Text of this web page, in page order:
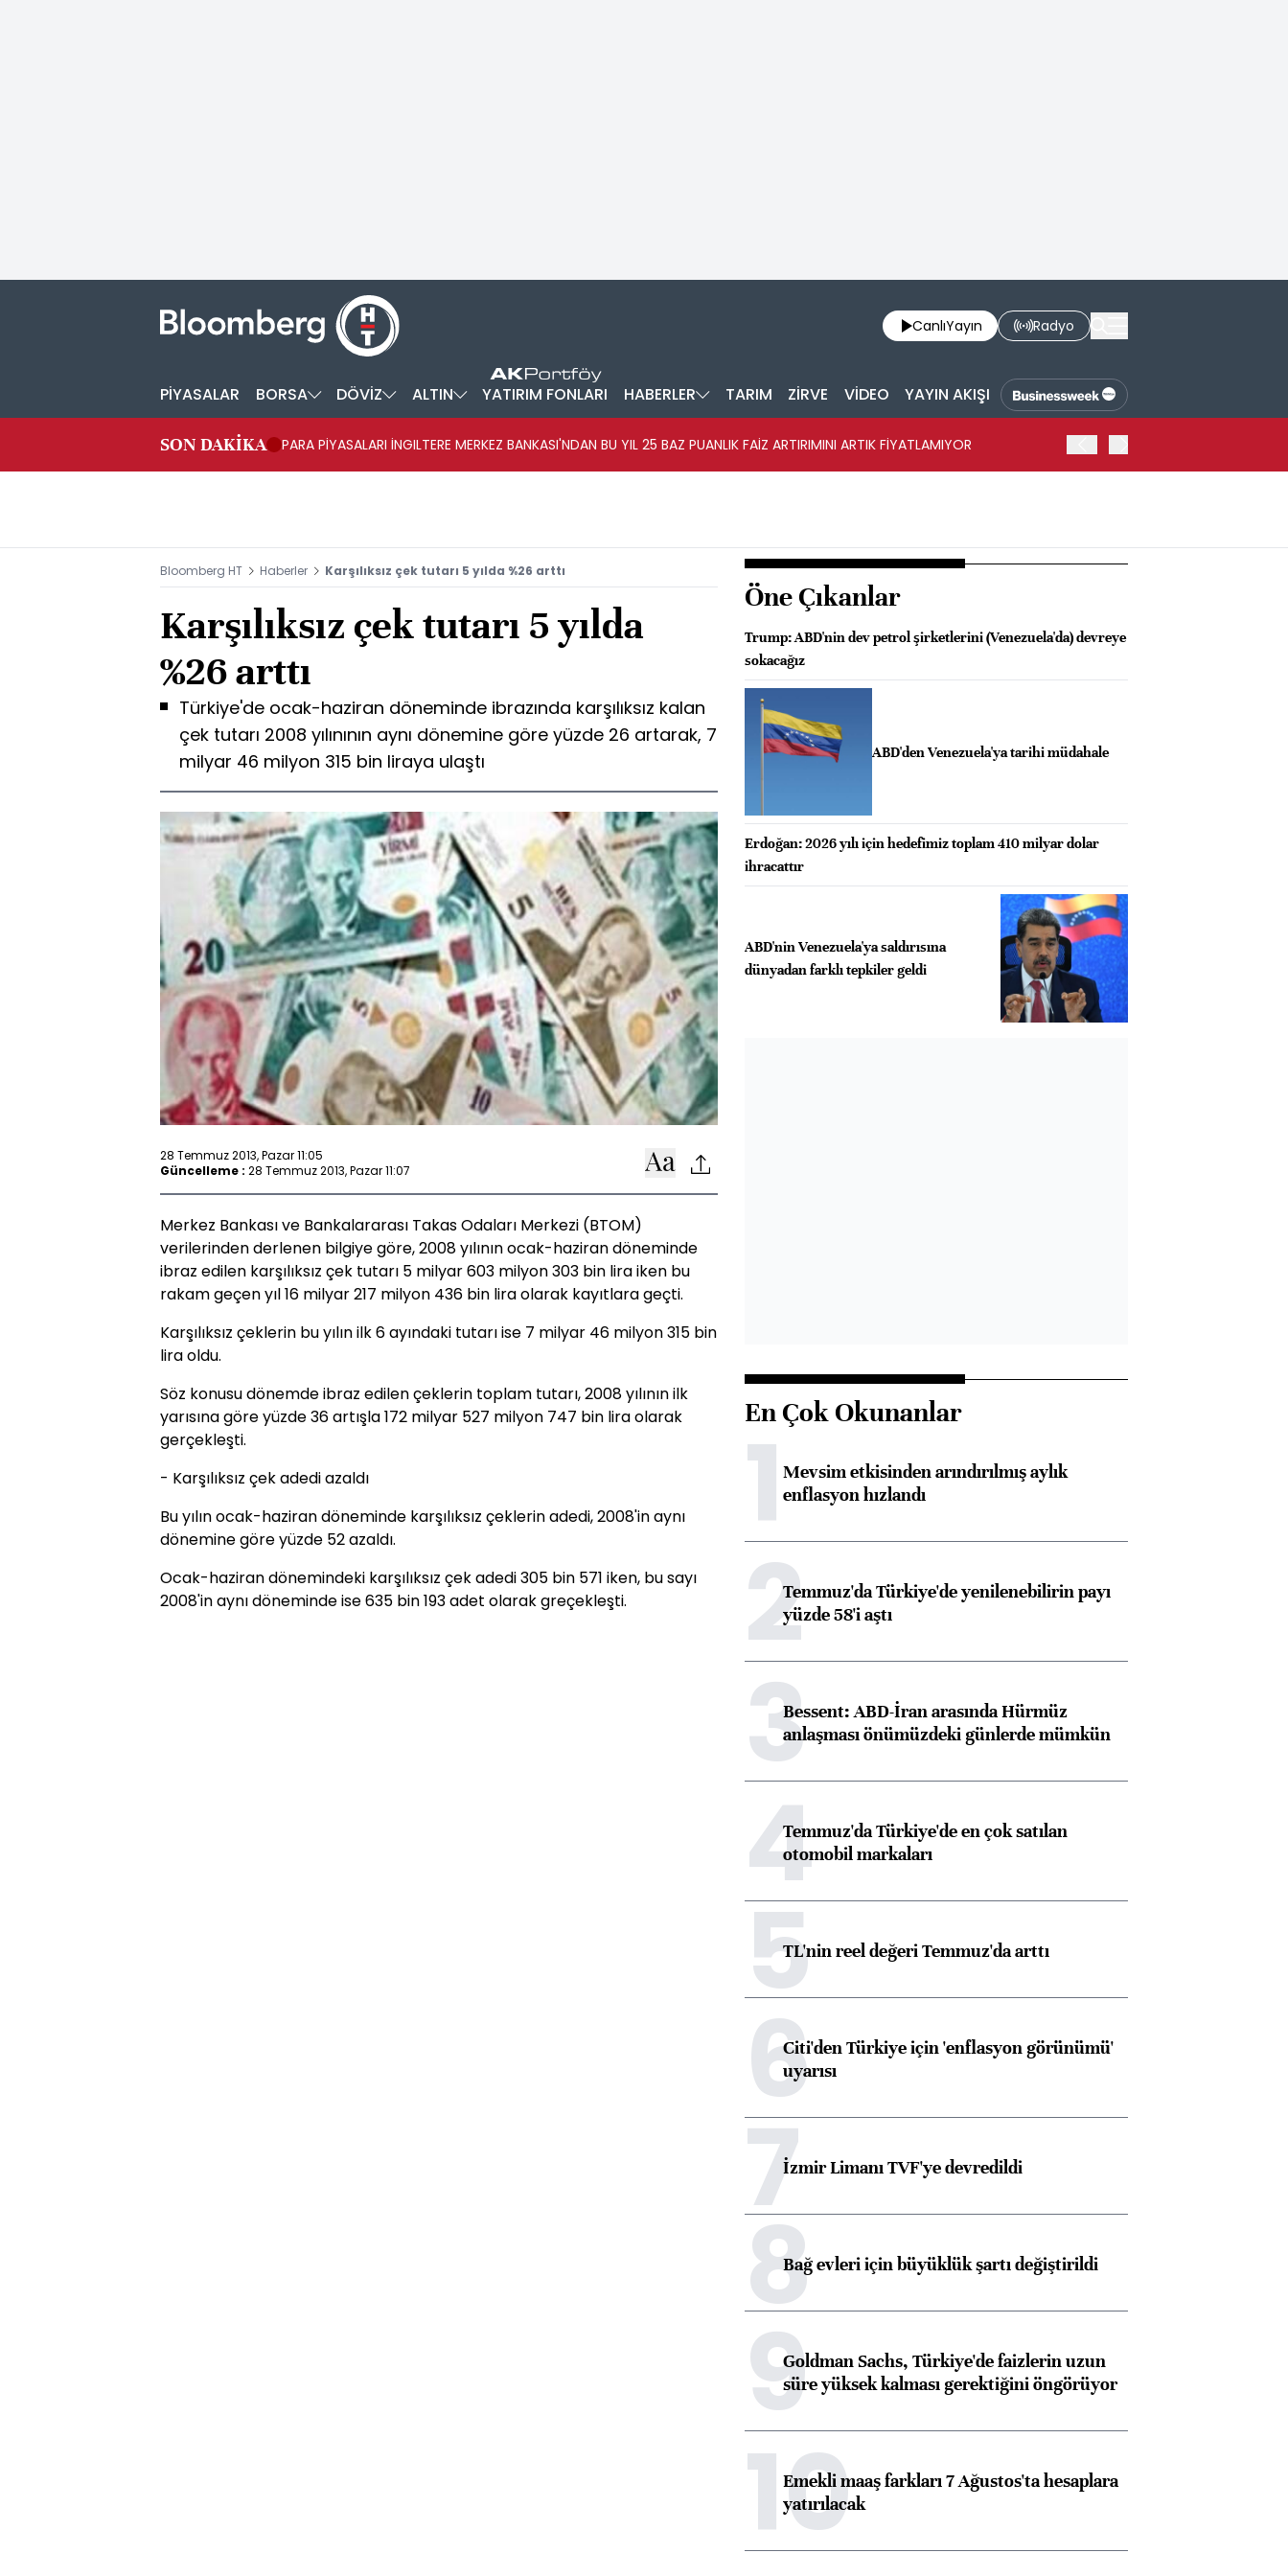
CanlıYayın Radyo
PİYASALAR BORSA DÖVİZ ALTIN YATIRIM FONLARI HABERLER TARIM ZİRVE VİDEO YAYIN AKIŞI
SON DAKİKA PARA PİYASALARI İNGILTERE MERKEZ BANKASI'NDAN BU YIL 25 BAZ PUANLIK FAİZ ARTIRIMINI ARTIK FİYATLAMIYOR
Bloomberg HT Haberler Karşılıksız çek tutarı 5 yılda %26 arttı
Karşılıksız çek tutarı 5 yılda
%26 arttı
Türkiye'de ocak-haziran döneminde ibrazında karşılıksız kalan
çek tutarı 2008 yılınının aynı dönemine göre yüzde 26 artarak, 7
milyar 46 milyon 315 bin liraya ulaştı
28 Temmuz 2013, Pazar 11:05
Güncelleme : 28 Temmuz 2013, Pazar 11:07
Merkez Bankası ve Bankalararası Takas Odaları Merkezi (BTOM)
verilerinden derlenen bilgiye göre, 2008 yılının ocak-haziran döneminde
ibraz edilen karşılıksız çek tutarı 5 milyar 603 milyon 303 bin lira iken bu
rakam geçen yıl 16 milyar 217 milyon 436 bin lira olarak kayıtlara geçti.
Karşılıksız çeklerin bu yılın ilk 6 ayındaki tutarı ise 7 milyar 46 milyon 315 bin
lira oldu.
Söz konusu dönemde ibraz edilen çeklerin toplam tutarı, 2008 yılının ilk
yarısına göre yüzde 36 artışla 172 milyar 527 milyon 747 bin lira olarak
gerçekleşti.
- Karşılıksız çek adedi azaldı
Bu yılın ocak-haziran döneminde karşılıksız çeklerin adedi, 2008'in aynı
dönemine göre yüzde 52 azaldı.
Ocak-haziran dönemindeki karşılıksız çek adedi 305 bin 571 iken, bu sayı
2008'in aynı döneminde ise 635 bin 193 adet olarak greçekleşti.
Öne Çıkanlar
Trump: ABD'nin dev petrol şirketlerini (Venezuela'da) devreye
sokacağız
ABD'den Venezuela'ya tarihi müdahale
Erdoğan: 2026 yılı için hedefimiz toplam 410 milyar dolar
ihracattır
ABD'nin Venezuela'ya saldırısına
dünyadan farklı tepkiler geldi
En Çok Okunanlar
1Mevsim etkisinden arındırılmış aylık
enflasyon hızlandı
2Temmuz'da Türkiye'de yenilenebilirin payı
yüzde 58'i aştı
3Bessent: ABD-İran arasında Hürmüz
anlaşması önümüzdeki günlerde mümkün
4Temmuz'da Türkiye'de en çok satılan
otomobil markaları
5TL'nin reel değeri Temmuz'da arttı
6Citi'den Türkiye için 'enflasyon görünümü'
uyarısı
7İzmir Limanı TVF'ye devredildi
8Bağ evleri için büyüklük şartı değiştirildi
9Goldman Sachs, Türkiye'de faizlerin uzun
süre yüksek kalması gerektiğini öngörüyor
10
Emekli maaş farkları 7 Ağustos'ta hesaplara
yatırılacak